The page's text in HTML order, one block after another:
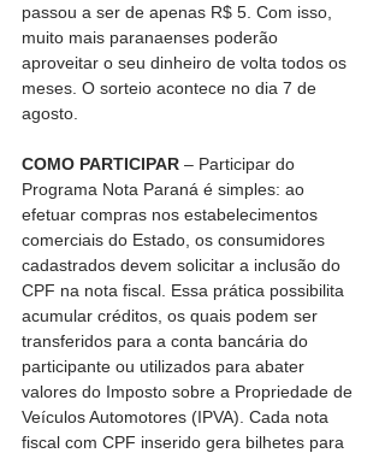
passou a ser de apenas R$ 5. Com isso,
muito mais paranaenses poderão
aproveitar o seu dinheiro de volta todos os
meses. O sorteio acontece no dia 7 de
agosto.
COMO PARTICIPAR – Participar do
Programa Nota Paraná é simples: ao
efetuar compras nos estabelecimentos
comerciais do Estado, os consumidores
cadastrados devem solicitar a inclusão do
CPF na nota fiscal. Essa prática possibilita
acumular créditos, os quais podem ser
transferidos para a conta bancária do
participante ou utilizados para abater
valores do Imposto sobre a Propriedade de
Veículos Automotores (IPVA). Cada nota
fiscal com CPF inserido gera bilhetes para